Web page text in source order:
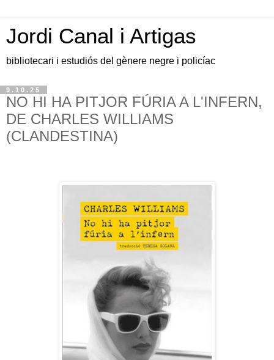
Jordi Canal i Artigas
bibliotecari i estudiós del gènere negre i policíac
9.10.25
NO HI HA PITJOR FÚRIA A L'INFERN,
DE CHARLES WILLIAMS
(CLANDESTINA)